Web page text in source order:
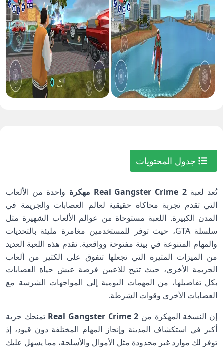
جدول المحتويات
تُعد لعبةReal Gangster Crime 2 مهكرة
واحدة من الألعاب
التي تقدم تجربة محاكاة حقيقية لعالم العصابات والجريمة في
المدن الكبيرة. اللعبة مستوحاة من عوالم الألعاب الشهيرة مثل
سلسلة GTA، حيث توفر للمستخدمين مغامرة مليئة بالتحديات
والمهام المتنوعة في بيئة مفتوحة وواقعية. تقدم هذه اللعبة العديد
من الميزات المثيرة التي تجعلها تتفوق على الكثير من ألعاب
الجريمة الأخرى، حيث تتيح للاعبين فرصة عيش حياة العصابات
بكل تفاصيلها، من المهمات اليومية إلى المواجهات الشرسة مع
العصابات الأخرى وقوات الشرطة.
إن النسخة المهكرة من Real Gangster Crime 2 تمنحك حرية
أكبر في استكشاف المدينة وإنجاز المهام المختلفة دون قيود، إذ
توفر لك موارد غير محدودة مثل الأموال والأسلحة، مما يسهل عليك